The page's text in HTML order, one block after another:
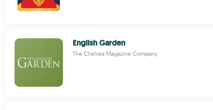
English Garden
The Chelsea Magazine Company